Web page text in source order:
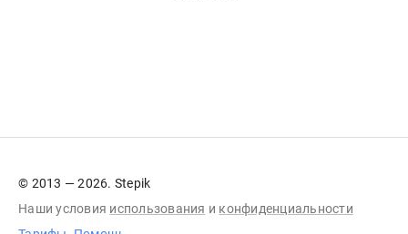
© 2013 — 2026. Stepik
Наши условия использования и конфиденциальности